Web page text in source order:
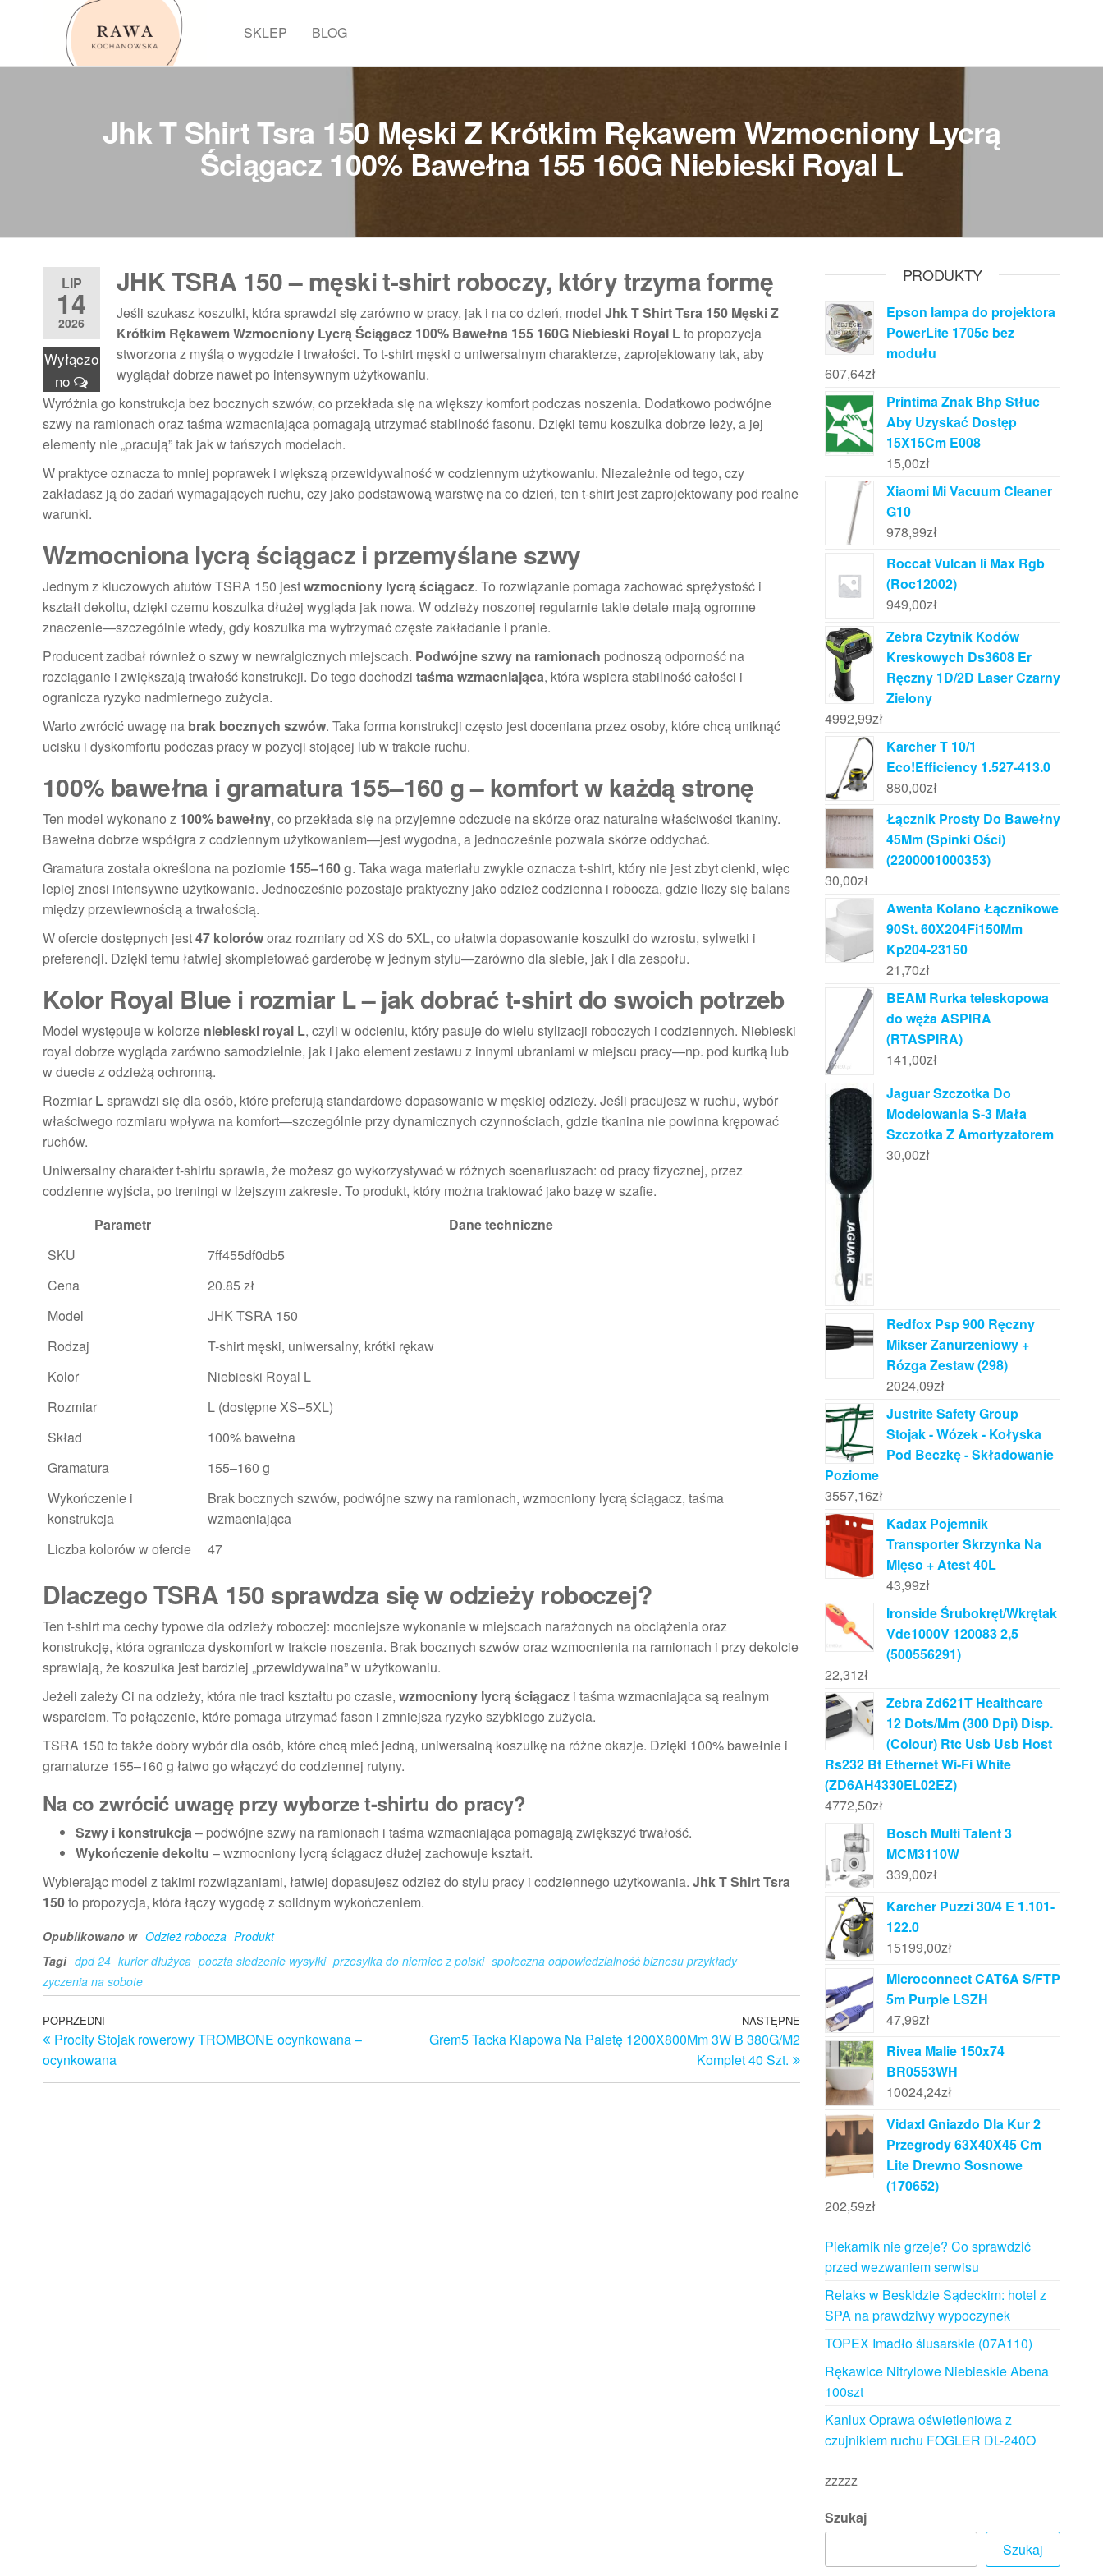
SKLEP BLOG
Jhk T Shirt Tsra 150 Męski Z Krótkim Rękawem Wzmocniony Lycrą
Ściągacz 100% Bawełna 155 160G Niebieski Royal L
LIP
14
2026
Wyłączo
no
JHK TSRA 150 – męski t-shirt roboczy, który trzyma formę
Jeśli szukasz koszulki, która sprawdzi się zarówno w pracy, jak i na co dzień, model Jhk T Shirt Tsra 150 Męski Z
Krótkim Rękawem Wzmocniony Lycrą Ściągacz 100% Bawełna 155 160G Niebieski Royal Lto propozycja
stworzona z myślą o wygodzie i trwałości. To t-shirt męski o uniwersalnym charakterze, zaprojektowany tak, aby
wyglądał dobrze nawet po intensywnym użytkowaniu.
Wyróżnia go konstrukcja bez bocznych szwów, co przekłada się na większy komfort podczas noszenia. Dodatkowo podwójne
szwy na ramionach oraz taśma wzmacniająca pomagają utrzymać stabilność fasonu. Dzięki temu koszulka dobrze leży, a jej
elementy nie „pracują” tak jak w tańszych modelach.
W praktyce oznacza to mniej poprawek i większą przewidywalność w codziennym użytkowaniu. Niezależnie od tego, czy
zakładasz ją do zadań wymagających ruchu, czy jako podstawową warstwę na co dzień, ten t-shirt jest zaprojektowany pod realne
warunki.
Wzmocniona lycrą ściągacz i przemyślane szwy
Jednym z kluczowych atutów TSRA 150 jestwzmocniony lycrą ściągacz. To rozwiązanie pomaga zachować sprężystość i
kształt dekoltu, dzięki czemu koszulka dłużej wygląda jak nowa. W odzieży noszonej regularnie takie detale mają ogromne
znaczenie—szczególnie wtedy, gdy koszulka ma wytrzymać częste zakładanie i pranie.
Producent zadbał również o szwy w newralgicznych miejscach. Podwójne szwy na ramionach podnoszą odporność na
rozciąganie i zwiększają trwałość konstrukcji. Do tego dochodzi taśma wzmacniająca, która wspiera stabilność całości i
ogranicza ryzyko nadmiernego zużycia.
Warto zwrócić uwagę na brak bocznych szwów. Taka forma konstrukcji często jest doceniana przez osoby, które chcą uniknąć
ucisku i dyskomfortu podczas pracy w pozycji stojącej lub w trakcie ruchu.
100% bawełna i gramatura 155–160 g – komfort w każdą stronę
Ten model wykonano z 100% bawełny, co przekłada się na przyjemne odczucie na skórze oraz naturalne właściwości tkaniny.
Bawełna dobrze współgra z codziennym użytkowaniem—jest wygodna, a jednocześnie pozwala skórze oddychać.
Gramatura została określona na poziomie 155–160 g. Taka waga materiału zwykle oznacza t-shirt, który nie jest zbyt cienki, więc
lepiej znosi intensywne użytkowanie. Jednocześnie pozostaje praktyczny jako odzież codzienna i robocza, gdzie liczy się balans
między przewiewnością a trwałością.
W ofercie dostępnych jest47 koloróworaz rozmiary od XS do 5XL, co ułatwia dopasowanie koszulki do wzrostu, sylwetki i
preferencji. Dzięki temu łatwiej skompletować garderobę w jednym stylu—zarówno dla siebie, jak i dla zespołu.
Kolor Royal Blue i rozmiar L – jak dobrać t-shirt do swoich potrzeb
Model występuje w kolorze niebieski royal L, czyli w odcieniu, który pasuje do wielu stylizacji roboczych i codziennych. Niebieski
royal dobrze wygląda zarówno samodzielnie, jak i jako element zestawu z innymi ubraniami w miejscu pracy—np. pod kurtką lub
w duecie z odzieżą ochronną.
Rozmiar Lsprawdzi się dla osób, które preferują standardowe dopasowanie w męskiej odzieży. Jeśli pracujesz w ruchu, wybór
właściwego rozmiaru wpływa na komfort—szczególnie przy dynamicznych czynnościach, gdzie tkanina nie powinna krępować
ruchów.
Uniwersalny charakter t-shirtu sprawia, że możesz go wykorzystywać w różnych scenariuszach: od pracy fizycznej, przez
codzienne wyjścia, po treningi w lżejszym zakresie. To produkt, który można traktować jako bazę w szafie.
Parametr
Dane techniczne
SKU
7ff455df0db5
Cena
20.85 zł
Model
JHK TSRA 150
Rodzaj
T-shirt męski, uniwersalny, krótki rękaw
Kolor
Niebieski Royal L
Rozmiar
L (dostępne XS–5XL)
Skład
100% bawełna
Gramatura
155–160 g
Wykończenie i
konstrukcja
Brak bocznych szwów, podwójne szwy na ramionach, wzmocniony lycrą ściągacz, taśma
wzmacniająca
Liczba kolorów w ofercie
47
Dlaczego TSRA 150 sprawdza się w odzieży roboczej?
Ten t-shirt ma cechy typowe dla odzieży roboczej: mocniejsze wykonanie w miejscach narażonych na obciążenia oraz
konstrukcję, która ogranicza dyskomfort w trakcie noszenia. Brak bocznych szwów oraz wzmocnienia na ramionach i przy dekolcie
sprawiają, że koszulka jest bardziej „przewidywalna” w użytkowaniu.
Jeżeli zależy Ci na odzieży, która nie traci kształtu po czasie, wzmocniony lycrą ściągacz i taśma wzmacniająca są realnym
wsparciem. To połączenie, które pomaga utrzymać fason i zmniejsza ryzyko szybkiego zużycia.
TSRA 150 to także dobry wybór dla osób, które chcą mieć jedną, uniwersalną koszulkę na różne okazje. Dzięki 100% bawełnie i
gramaturze 155–160 g łatwo go włączyć do codziennej rutyny.
Na co zwrócić uwagę przy wyborze t-shirtu do pracy?
Szwy i konstrukcja– podwójne szwy na ramionach i taśma wzmacniająca pomagają zwiększyć trwałość.
Wykończenie dekoltu – wzmocniony lycrą ściągacz dłużej zachowuje kształt.
Wybierając model z takimi rozwiązaniami, łatwiej dopasujesz odzież do stylu pracy i codziennego użytkowania. Jhk T Shirt Tsra
150to propozycja, która łączy wygodę z solidnym wykończeniem.
Opublikowano w Odzież robocza Produkt
Tagi dpd 24 kurier dłużyca poczta sledzenie wysyłki przesylka do niemiec z polski społeczna odpowiedzialność biznesu przykłady
zyczenia na sobote
Nawigacja
wpisu
Poprzedni
wpis
POPRZEDNI
Procity Stojak rowerowy TROMBONE ocynkowana –
ocynkowana
Następny
wpis
NASTĘPNE
Grem5 Tacka Klapowa Na Paletę 1200X800Mm 3W B 380G/M2
Komplet 40 Szt.
PRODUKTY
Epson lampa do projektora
PowerLite 1705c bez
modułu
607,64zł
Printima Znak Bhp Stłuc
Aby Uzyskać Dostęp
15X15Cm E008
15,00zł
Xiaomi Mi Vacuum Cleaner
G10
978,99zł
Roccat Vulcan Ii Max Rgb
(Roc12002)
949,00zł
Zebra Czytnik Kodów
Kreskowych Ds3608 Er
Ręczny 1D/2D Laser Czarny
Zielony
4992,99zł
Karcher T 10/1
Eco!Efficiency 1.527-413.0
880,00zł
Łącznik Prosty Do Bawełny
45Mm (Spinki Ości)
(2200001000353)
30,00zł
Awenta Kolano Łącznikowe
90St. 60X204Fi150Mm
Kp204-23150
21,70zł
BEAM Rurka teleskopowa
do węża ASPIRA
(RTASPIRA)
141,00zł
Jaguar Szczotka Do
Modelowania S-3 Mała
Szczotka Z Amortyzatorem
30,00zł
Redfox Psp 900 Ręczny
Mikser Zanurzeniowy +
Rózga Zestaw (298)
2024,09zł
Justrite Safety Group
Stojak - Wózek - Kołyska
Pod Beczkę - Składowanie
Poziome
3557,16zł
Kadax Pojemnik
Transporter Skrzynka Na
Mięso + Atest 40L
43,99zł
Ironside Śrubokręt/Wkrętak
Vde1000V 120083 2,5
(500556291)
22,31zł
Zebra Zd621T Healthcare
12 Dots/Mm (300 Dpi) Disp.
(Colour) Rtc Usb Usb Host
Rs232 Bt Ethernet Wi-Fi White
(ZD6AH4330EL02EZ)
4772,50zł
Bosch Multi Talent 3
MCM3110W
339,00zł
Karcher Puzzi 30/4 E 1.101-
122.0
15199,00zł
Microconnect CAT6A S/FTP
5m Purple LSZH
47,99zł
Rivea Malie 150x74
BR0553WH
10024,24zł
Vidaxl Gniazdo Dla Kur 2
Przegrody 63X40X45 Cm
Lite Drewno Sosnowe
(170652)
202,59zł
Piekarnik nie grzeje? Co sprawdzić
przed wezwaniem serwisu
Relaks w Beskidzie Sądeckim: hotel z
SPA na prawdziwy wypoczynek
TOPEX Imadło ślusarskie (07A110)
Rękawice Nitrylowe Niebieskie Abena
100szt
Kanlux Oprawa oświetleniowa z
czujnikiem ruchu FOGLER DL-240O
zzzzz
Szukaj
Szukaj